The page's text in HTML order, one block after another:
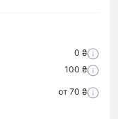
0 ₴
100 ₴
от 70 ₴